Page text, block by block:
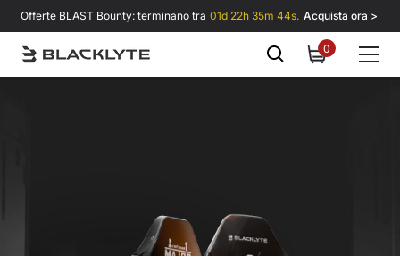
Vai al contenuto
Offerte BLAST Bounty: terminano tra 01d 22h 35m 43s. Acquista ora >
00
items